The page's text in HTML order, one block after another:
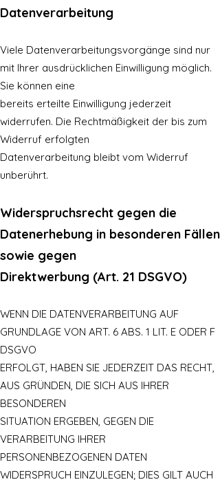
Datenverarbeitung
Viele Datenverarbeitungsvorgänge sind nur
mit Ihrer ausdrücklichen Einwilligung möglich.
Sie können eine
bereits erteilte Einwilligung jederzeit
widerrufen. Die Rechtmäßigkeit der bis zum
Widerruf erfolgten
Datenverarbeitung bleibt vom Widerruf
unberührt.
Widerspruchsrecht gegen die
Datenerhebung in besonderen Fällen
sowie gegen
Direktwerbung (Art. 21 DSGVO)
WENN DIE DATENVERARBEITUNG AUF
GRUNDLAGE VON ART. 6 ABS. 1 LIT. E ODER F
DSGVO
ERFOLGT, HABEN SIE JEDERZEIT DAS RECHT,
AUS GRÜNDEN, DIE SICH AUS IHRER
BESONDEREN
SITUATION ERGEBEN, GEGEN DIE
VERARBEITUNG IHRER
PERSONENBEZOGENEN DATEN
WIDERSPRUCH EINZULEGEN; DIES GILT AUCH